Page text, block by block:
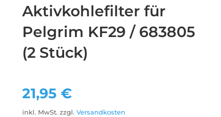
Aktivkohlefilter für
Pelgrim KF29 / 683805
(2 Stück)
21,95 €
inkl. MwSt. zzgl. Versandkosten